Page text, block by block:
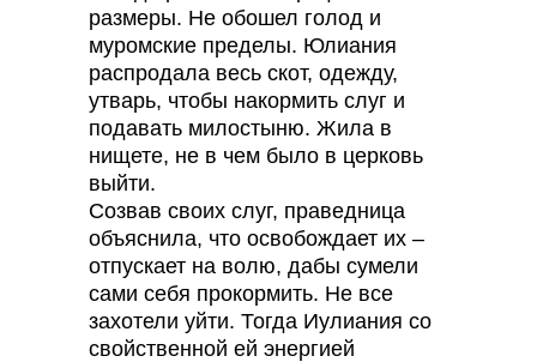
размеры. Не обошел голод и
муромские пределы. Юлиания
распродала весь скот, одежду,
утварь, чтобы накормить слуг и
подавать милостыню. Жила в
нищете, не в чем было в церковь
выйти.
Созвав своих слуг, праведница
объяснила, что освобождает их –
отпускает на волю, дабы сумели
сами себя прокормить. Не все
захотели уйти. Тогда Иулиания со
свойственной ей энергией